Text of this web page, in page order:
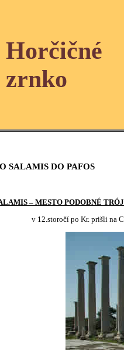
Horčičné
zrnko
SALAMIS DO PAFOS
– MESTO PODOBNÉ
v 12.storočí po Kr. prišli na